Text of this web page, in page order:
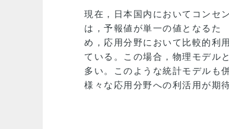
現在，日本国内においてコンセ
は，予報値が単一の値となるた
め，応用分野において比較的利
ている。この場合，物理モデル
多い。このような統計モデルも
様々な応用分野への利活用が期